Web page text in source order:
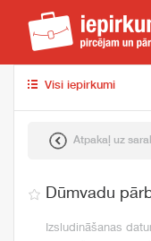
Visi iepirkumi
Atpakaļ uz
Dūmvadu
Izsludināšanas